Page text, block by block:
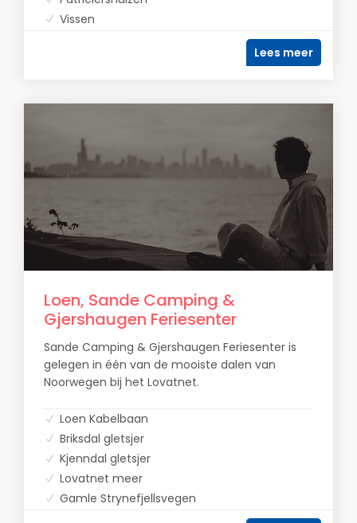
Vissen
Lees meer
Loen, Sande Camping &
Gjershaugen Feriesenter
Sande Camping & Gjershaugen Feriesenter is
gelegen in één van de mooiste dalen van
Noorwegen bij het Lovatnet.
Loen Kabelbaan
Briksdal gletsjer
Kjenndal gletsjer
Lovatnet meer
Gamle Strynefjellsvegen